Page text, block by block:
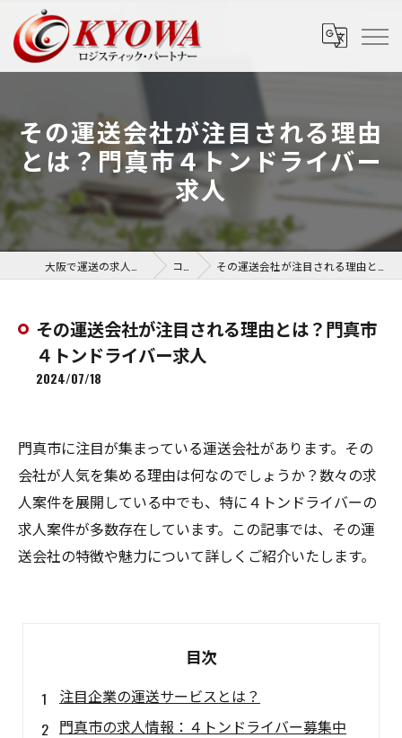
その運送会社が注目される理由
とは？門真市４トンドライバー
求人
コラム その運送会社が注目される理由とは？門真市４トンドライバー求人
その運送会社が注目される理由とは？門真市
４トンドライバー求人
2024/07/18
門真市に注目が集まっている運送会社があります。その
会社が人気を集める理由は何なのでしょうか？数々の求
人案件を展開している中でも、特に４トンドライバーの
求人案件が多数存在しています。この記事では、その運
送会社の特徴や魅力について詳しくご紹介いたします。
目次
注目企業の運送サービスとは？
門真市の求人情報：４トンドライバー募集中